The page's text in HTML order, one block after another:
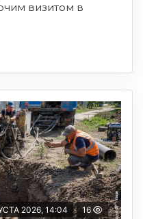
визитом в
2026, 14:04 16